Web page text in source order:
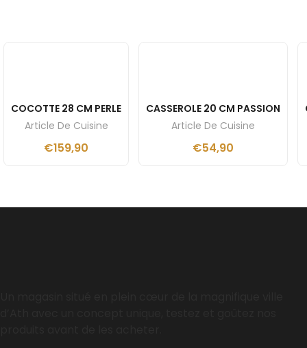
COCOTTE 28 CM PERLE
Article De Cuisine
€159,90
CASSEROLE 20 CM PASSION
Article De Cuisine
€54,90